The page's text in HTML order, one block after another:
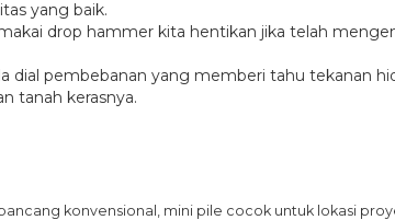
yang baik.
drop hammer kita hentikan jika telah
dial pembebanan yang memberi tahu tekanan
tanah kerasnya.
konvensional, mini pile cocok untuk lokasi